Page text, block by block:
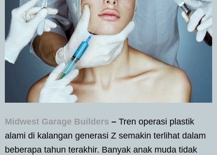
Midwest Garage Builders – Tren operasi plastik
alami di kalangan generasi Z semakin terlihat dalam
beberapa tahun terakhir. Banyak anak muda tidak